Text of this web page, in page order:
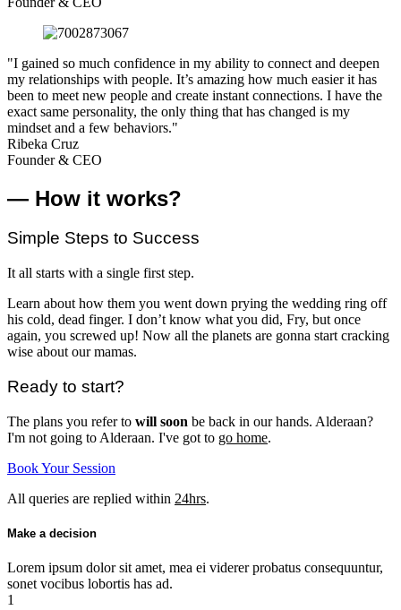
"I gained so much confidence in my ability to connect and deepen
my relationships with people. It’s amazing how much easier it has
been to meet new people and create instant connections. I have the
exact same personality, the only thing that has changed is my
mindset and a few behaviors."
Ribeka Cruz
Founder & CEO
— How it works?
Simple Steps to Success
It all starts with a single first step.
Learn about how them you went down prying the wedding ring off
his cold, dead finger. I don’t know what you did, Fry, but once
again, you screwed up! Now all the planets are gonna start cracking
wise about our mamas.
Ready to start?
The plans you refer to will soon be back in our hands. Alderaan?
I'm not going to Alderaan. I've got to go home.
Book Your Session
All queries are replied within 24hrs.
Make a decision
Lorem ipsum dolor sit amet, mea ei viderer probatus consequuntur,
sonet vocibus lobortis has ad.
1